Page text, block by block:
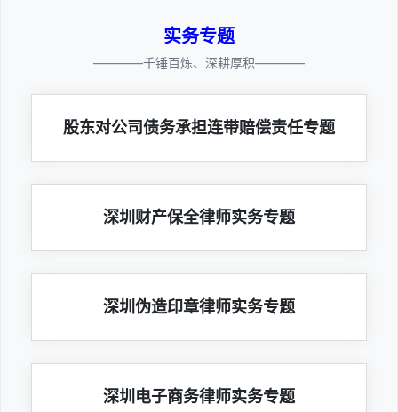
实务专题
————千锤百炼、深耕厚积————
股东对公司债务承担连带赔偿责任专题
深圳财产保全律师实务专题
深圳伪造印章律师实务专题
深圳电子商务律师实务专题